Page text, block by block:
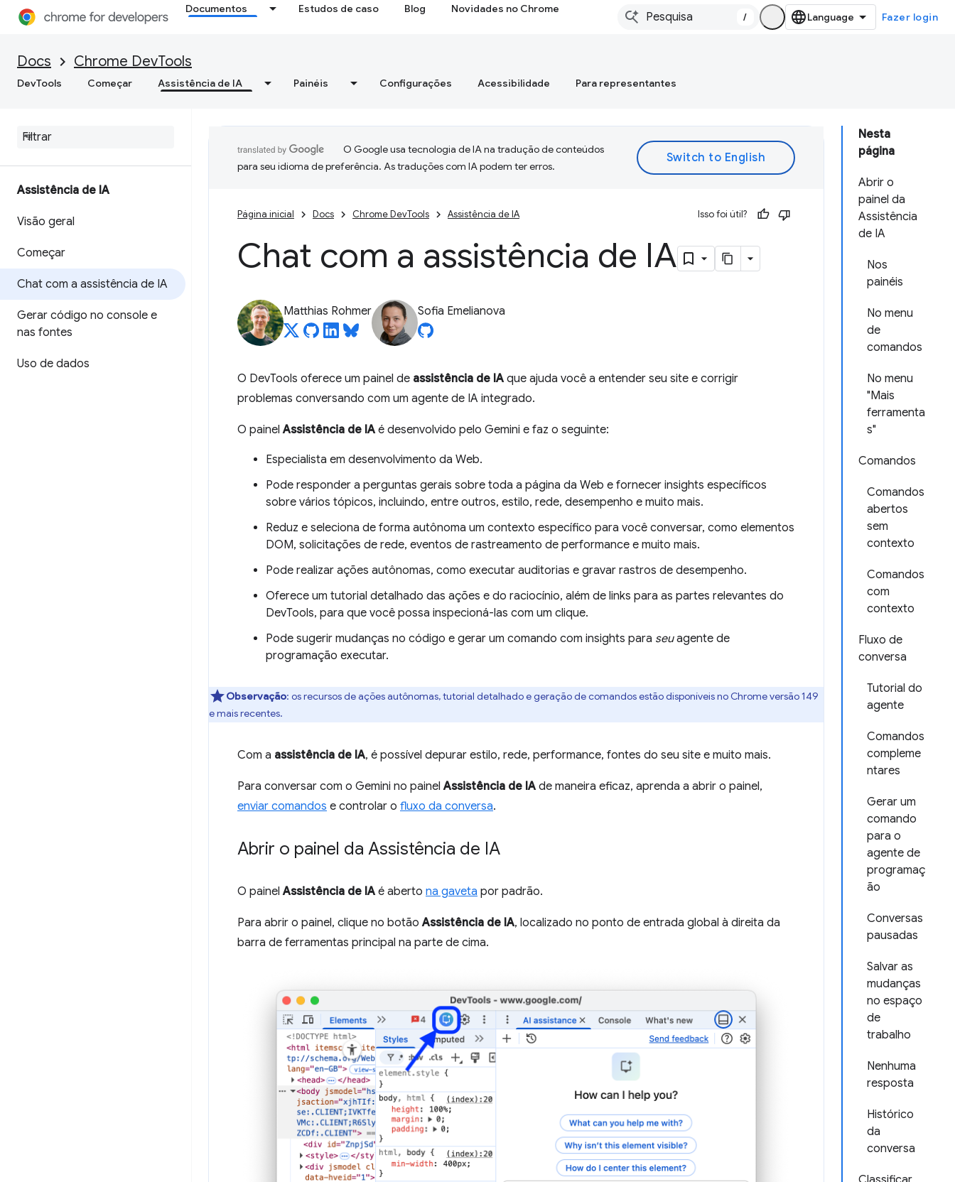
Documentos Estudos de caso Blog Novidades no Chrome
/ Fazer login
Docs Chrome DevTools
DevTools Começar Assistência de IA Painéis Configurações Acessibilidade Para representantes
Assistência de IA
Visão geral
Começar
Chat com a assistência de IA
Gerar código no console e
nas fontes
Uso de dados
Nesta
página
Abrir o
painel da
Assistência
de IA
Nos
painéis
No menu
de
comandos
No menu
"Mais
ferramenta
s"
Comandos
Comandos
abertos
sem
contexto
Comandos
com
contexto
Fluxo de
conversa
Tutorial do
agente
Comandos
compleme
ntares
Gerar um
comando
para o
agente de
programaç
ão
Conversas
pausadas
Salvar as
mudanças
no espaço
de
trabalho
Nenhuma
resposta
Histórico
da
conversa
O Google usa tecnologia de IA na tradução de conteúdos
para seu idioma de preferência. As traduções com IA podem ter erros.
Página inicial Docs Chrome DevTools Assistência de IA Isso foi útil?
Chat com a assistência de IA
Matthias Rohmer Sofia Emelianova
O DevTools oferece um painel de assistência de IA que ajuda você a entender seu site e corrigir
problemas conversando com um agente de IA integrado.
O painelAssistência de IA é desenvolvido pelo Gemini e faz o seguinte:
Especialista em desenvolvimento da Web.
Pode responder a perguntas gerais sobre toda a página da Web e fornecer insights específicos
sobre vários tópicos, incluindo, entre outros, estilo, rede, desempenho e muito mais.
Reduz e seleciona de forma autônoma um contexto específico para você conversar, como elementos
DOM, solicitações de rede, eventos de rastreamento de performance e muito mais.
Pode realizar ações autônomas, como executar auditorias e gravar rastros de desempenho.
Oferece um tutorial detalhado das ações e do raciocínio, além de links para as partes relevantes do
DevTools, para que você possa inspecioná-las com um clique.
Pode sugerir mudanças no código e gerar um comando com insights para seuagente de
programação executar.
Observação: os recursos de ações autônomas, tutorial detalhado e geração de comandos estão disponíveis no Chrome versão 149
e mais recentes.
Com a assistência de IA, é possível depurar estilo, rede, performance, fontes do seu site e muito mais.
Para conversar com o Gemini no painelAssistência de IA de maneira eficaz, aprenda a abrir o painel,
enviar comandos e controlar o fluxo da conversa.
Abrir o painel da Assistência de IA
O painelAssistência de IA é aberto na gaveta por padrão.
Para abrir o painel, clique no botãoAssistência de IA, localizado no ponto de entrada global à direita da
barra de ferramentas principal na parte de cima.